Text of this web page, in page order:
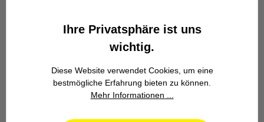
Ihre Privatsphäre ist uns
wichtig.
Diese Website verwendet Cookies, um eine
bestmögliche Erfahrung bieten zu können.
Mehr Informationen ...